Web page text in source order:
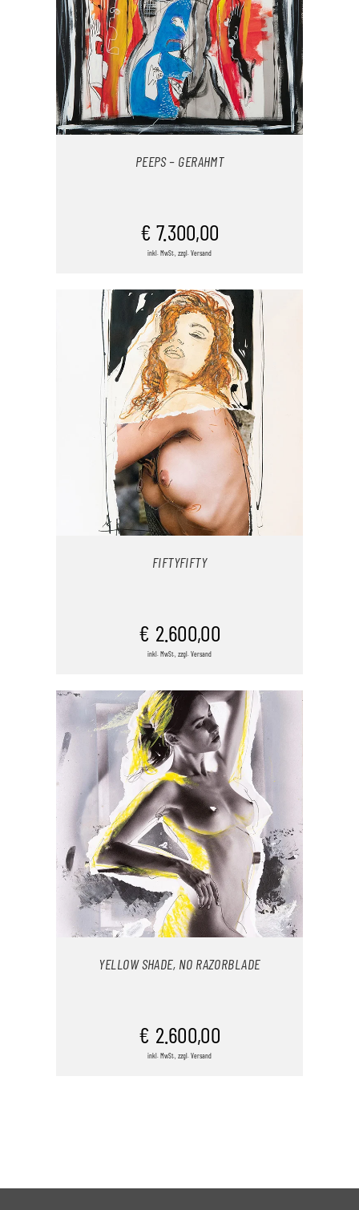
PEEPS – GERAHMT
€ 7.300,00
inkl. MwSt., zzgl. Versand
FIFTYFIFTY
€ 2.600,00
inkl. MwSt., zzgl. Versand
YELLOW SHADE, NO RAZORBLADE
€ 2.600,00
inkl. MwSt., zzgl. Versand